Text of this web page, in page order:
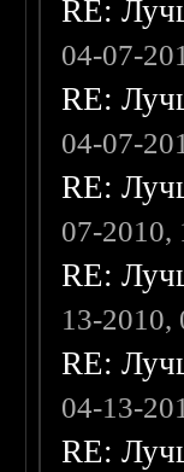
RE:
04-07-
RE:
04-07-
RE:
07-2010,
RE:
13-2010,
RE:
04-13-
RE: